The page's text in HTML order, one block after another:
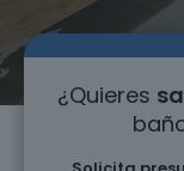
¿Quieres